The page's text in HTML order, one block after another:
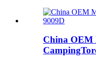
China OEM